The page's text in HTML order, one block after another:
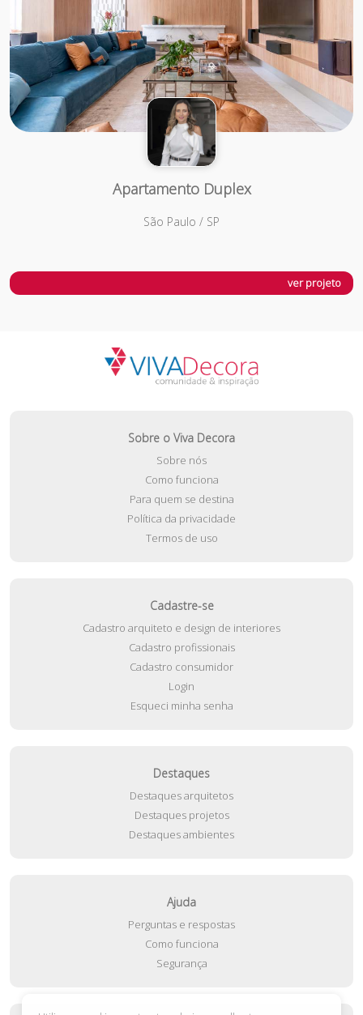
Apartamento Duplex
São Paulo / SP
ver projeto
Sobre o Viva Decora
Sobre nós
Como funciona
Para quem se destina
Política da privacidade
Termos de uso
Cadastre-se
Cadastro arquiteto e design de interiores
Cadastro profissionais
Cadastro consumidor
Login
Esqueci minha senha
Destaques
Destaques arquitetos
Destaques projetos
Destaques ambientes
Ajuda
Perguntas e respostas
Como funciona
Segurança